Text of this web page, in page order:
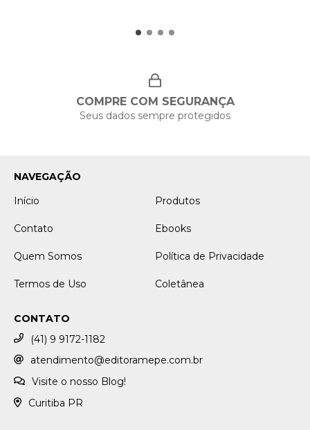
COMPRE COM SEGURANÇA
Seus dados sempre protegidos
NAVEGAÇÃO
Início
Produtos
Contato Ebooks
Quem Somos Política de Privacidade
Termos de Uso Coletânea
CONTATO
(41) 9 9172-1182
atendimento@editoramepe.com.br
Visite o nosso Blog!
Curitiba PR